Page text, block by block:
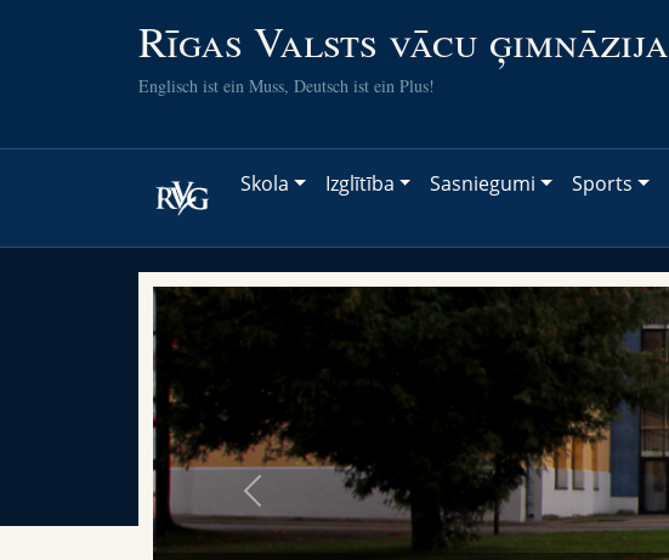
Rīgas Valsts vācu ģimnāzija
Englisch ist ein Muss, Deutsch ist ein Plus!
Skola Izglītība Sasniegumi Sports
Previous